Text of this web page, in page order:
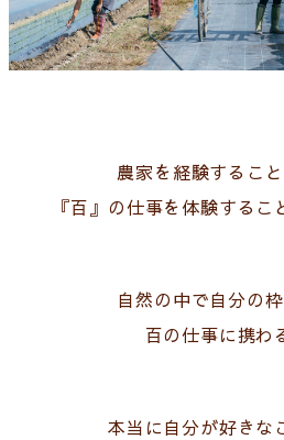
農家を経験するこ
『百』の仕事を体験するこ
自然の中で自分の
百の仕事に携わ
本当に自分が好きな